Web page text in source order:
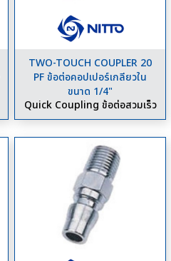
TWO-TOUCH COUPLER 20
PF ข้อต่อคอปเปอร์เกลียวใน
ขนาด 1/4"
Quick Coupling ข้อต่อสวมเร็ว